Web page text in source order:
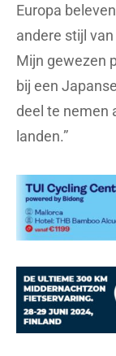
Europa
andere stijl
Mijn gewezen
bij een
deel te nemen
landen.”